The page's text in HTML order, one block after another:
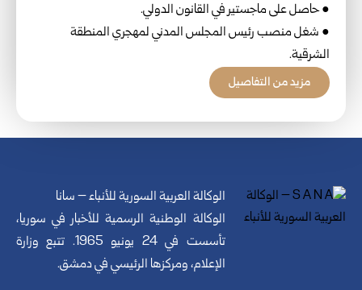
● حاصل على ماجستير في القانون الدولي.
● شغل منصب رئيس المجلس المدني لمهجري المنطقة
الشرقية.
مزيد من التفاصيل
الوكالة العربية السورية للأنباء – سانا
الوكالة الوطنية الرسمية للأخبار في سوريا،
تأسست في 24 يونيو 1965. تتبع وزارة
الإعلام، ومركزها الرئيسي في دمشق.